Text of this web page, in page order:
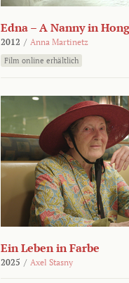
Edna – A Nanny in
2012 / Anna Martinetz
Film online erhältlich
Ein Leben in Farbe
2025 / Axel Stasny